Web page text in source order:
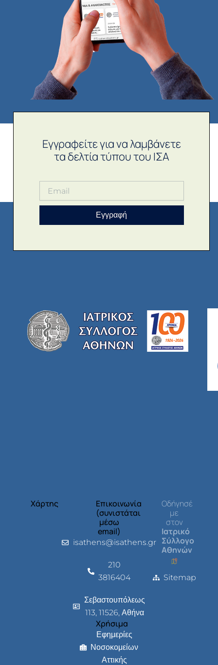
Εγγραφείτε για να λαμβάνετε
τα δελτία τύπου του ΙΣΑ
Εγγραφή
Χάρτης
Επικοινωνία
(συνιστάται
μέσω
email)
isathens@isathens.gr
210
3816404
Σεβαστουπόλεως
113, 11526, Αθήνα
Χρήσιμα
Εφημερίες
Νοσοκομείων
Αττικής
Οδήγησέ
με
στον
Ιατρικό
Σύλλογο
Αθηνών
Sitemap